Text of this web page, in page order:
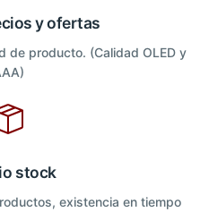
y ofertas
de producto. (Calidad OLED y
stock
existencia en tiempo